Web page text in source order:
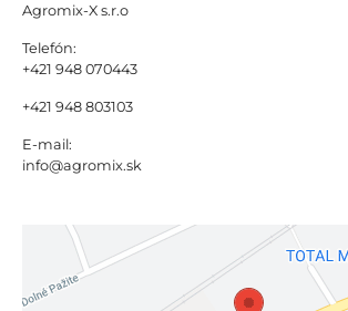
Agromix-X s.r.o
Telefón:
+421 948 070443
+421 948 803103
E-mail:
info@agromix.sk